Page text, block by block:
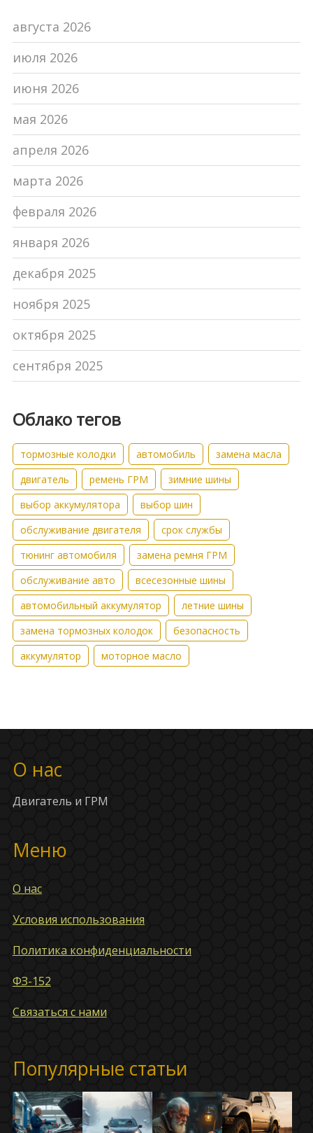
августа 2026
июля 2026
июня 2026
мая 2026
апреля 2026
марта 2026
февраля 2026
января 2026
декабря 2025
ноября 2025
октября 2025
сентября 2025
Облако тегов
тормозные колодки автомобиль
замена масла
двигатель
ремень ГРМ
зимние шины
выбор аккумулятора
выбор шин
обслуживание двигателя
срок службы
тюнинг автомобиля
замена ремня ГРМ
обслуживание авто
всесезонные шины
автомобильный аккумулятор
летние шины
замена тормозных колодок
безопасность
аккумулятор
моторное масло
О нас
Двигатель и ГРМ
Меню
О нас
Условия использования
Политика конфиденциальности
ФЗ-152
Связаться с нами
Популярные статьи